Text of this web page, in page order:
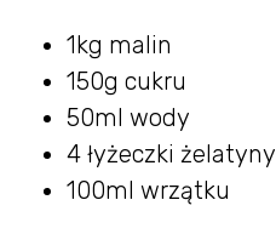
1kg malin
150g cukru
50ml wody
4 łyżeczki żelatyny
100ml wrzątku